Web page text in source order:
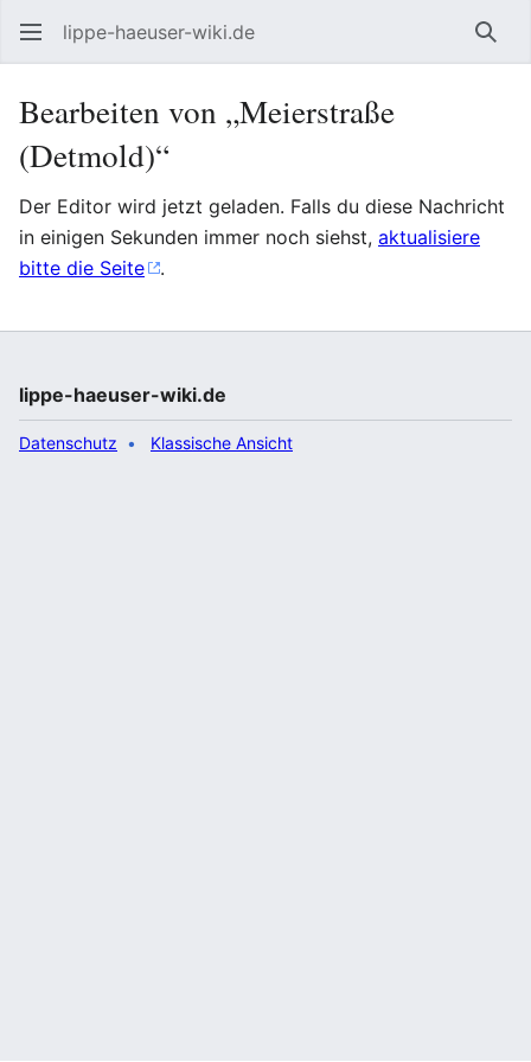
lippe-haeuser-wiki.de
Bearbeiten von „Meierstraße
(Detmold)“
Der Editor wird jetzt geladen. Falls du diese Nachricht
in einigen Sekunden immer noch siehst, aktualisiere
bitte die Seite
.
lippe-haeuser-wiki.de
Datenschutz Klassische Ansicht